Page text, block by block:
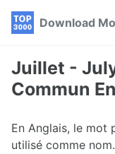
Skip
navigation
Skip
Skip
Download
Juillet -
Commun
En Anglais, le mot
utilisé comme